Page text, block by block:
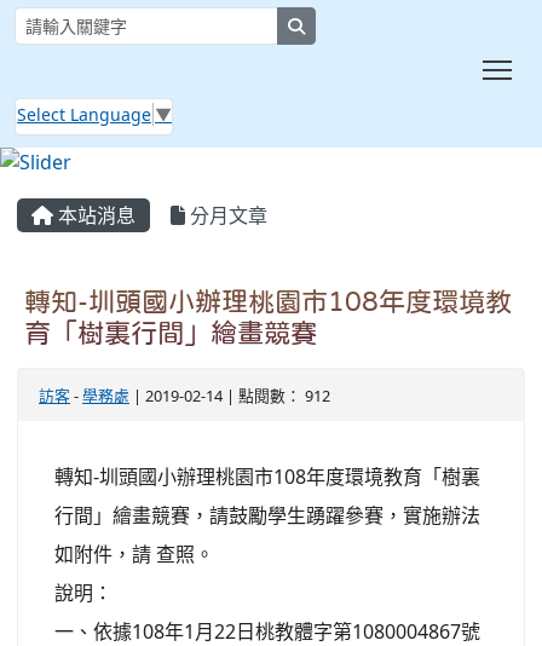
Select Language ▼
本站消息 分月文章
轉知-圳頭國小辦理桃園市108年度環境教
育「樹裏行間」繪畫競賽
訪客-學務處 | 2019-02-14 | 點閱數： 912
轉知-圳頭國小辦理桃園市108年度環境教育「樹裏
行間」繪畫競賽，請鼓勵學生踴躍參賽，實施辦法
如附件，請 查照。
說明：
一、依據108年1月22日桃教體字第1080004867號